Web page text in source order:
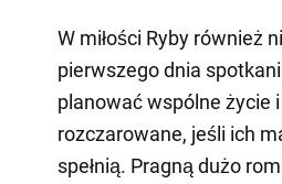
W miłości Ryby również
pierwszego dnia
planować wspólne życie
rozczarowane, jeśli ich
spełnią. Pragną dużo